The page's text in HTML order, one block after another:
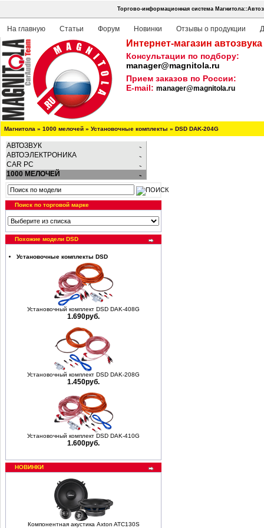
Торгово-информационная система
На главную Статьи Форум Новинки Отзывы о продукции
Интернет-магазин
Консультации по подбору:
manager@magnitola.ru
Прием заказов по России:
E-mail: manager@magnitola.ru
Магнитола » 1000 мелочей » Установочные комплекты » DSD DAK-204G
АВТОЗВУК
АВТОЭЛЕКТРОНИКА
CAR PC
1000 МЕЛОЧЕЙ
Поиск по торговой марке
Похожие модели DSD
Установочные комплекты DSD
Установочный комплект DSD DAK-408G
1.690руб.
Установочный комплект DSD DAK-208G
1.450руб.
Установочный комплект DSD DAK-410G
1.600руб.
НОВИНКИ
Компонентная акустика Axton ATC130S